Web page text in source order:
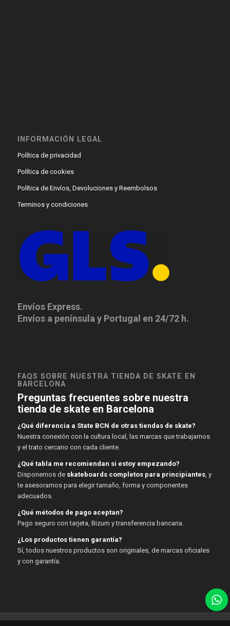
INFORMACIÓN LEGAL
Política de privacidad
Política de cookies
Política de Envíos, Devoluciones y Reembolsos
Terminos y condiciones
Envíos Express.
Envíos a península y Portugal en 24/72 h.
FAQS SOBRE NUESTRA TIENDA DE SKATE EN
BARCELONA
Preguntas frecuentes sobre nuestra
tienda de skate en Barcelona
¿Qué diferencia a State BCN de otras tiendas de skate?
Nuestra conexión con la cultura local, las marcas que trabajamos
y el trato cercano con cada cliente.
¿Qué tabla me recomiendan si estoy empezando?
Disponemos de skateboards completos para principiantes, y
te asesoramos para elegir tamaño, forma y componentes
adecuados.
¿Qué métodos de pago aceptan?
Pago seguro con tarjeta, Bizum y transferencia bancaria.
¿Los productos tienen garantía?
Sí, todos nuestros productos son originales, de marcas oficiales
y con garantía.